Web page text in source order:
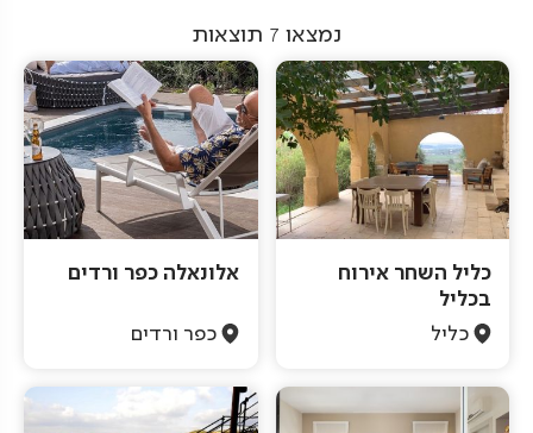
נמצאו 7 תוצאות
כליל השחר אירוח
בכליל
כליל
אלונאלה כפר ורדים
כפר ורדים